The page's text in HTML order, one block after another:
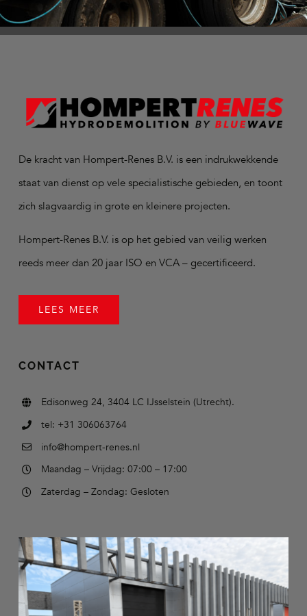
De kracht van Hompert-Renes B.V. is een indrukwekkende
staat van dienst op vele specialistische gebieden, en toont
zich slagvaardig in grote en kleinere projecten.
Hompert-Renes B.V. is op het gebied van veilig werken
reeds meer dan 20 jaar ISO en VCA – gecertificeerd.
LEES MEER
CONTACT
Edisonweg 24, 3404 LC IJsselstein (Utrecht).
tel: +31 306063764
info@hompert-renes.nl
Maandag – Vrijdag: 07:00 – 17:00
Zaterdag – Zondag: Gesloten